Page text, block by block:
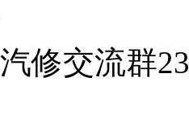
修交流群